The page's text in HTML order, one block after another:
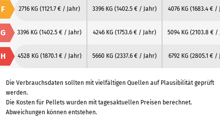
F 2716 KG (1121.7 € / Jahr) 3396 KG (1402.5 € / Jahr) 4076 KG (1683.4 € /
G 3396 KG (1402.5 € / Jahr) 4246 KG (1753.6 € / Jahr) 5094 KG (2103.8 € /
H 4528 KG (1870.1 € / Jahr) 5660 KG (2337.6 € / Jahr) 6792 KG (2805.1 € /
Die Verbrauchsdaten sollten mit vielfältigen Quellen auf Plausibilität geprüft
werden.
Die Kosten für Pellets wurden mit tagesaktuellen Preisen berechnet.
Abweichungen können entstehen.